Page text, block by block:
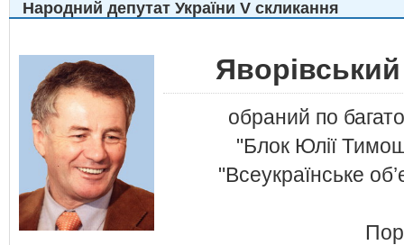
Народний депутат України V скликання
обраний по
"Блок Юлії
"Всеукраїнське